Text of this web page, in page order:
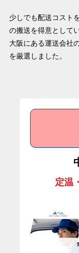
少しでも配送コスト
の搬送を得意として
大阪にある運送会社
を厳選しました。
定温